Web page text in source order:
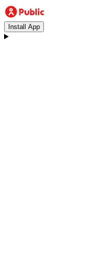
Install App